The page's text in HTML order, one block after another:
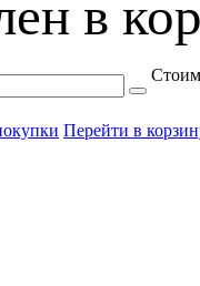
в
Перейти в